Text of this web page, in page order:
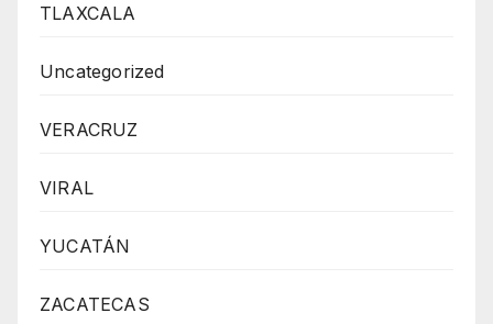
TLAXCALA
Uncategorized
VERACRUZ
VIRAL
YUCATÁN
ZACATECAS